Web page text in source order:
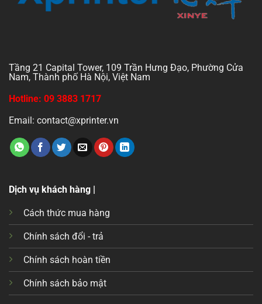
Tầng 21 Capital Tower, 109 Trần Hưng Đạo, Phường Cửa
Nam, Thành phố Hà Nội, Việt Nam
Hotline: 09 3883 1717
Email: contact@xprinter.vn
Dịch vụ khách hàng |
Cách thức mua hàng
Chính sách đổi - trả
Chính sách hoàn tiền
Chính sách bảo mật